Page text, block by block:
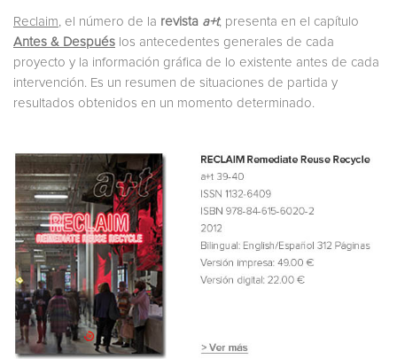
Reclaim , el número de la revista a+t, presenta en el capítulo
Antes & Después los antecedentes generales de cada
proyecto y la información gráfica de lo existente antes de cada
intervención. Es un resumen de situaciones de partida y
resultados obtenidos en un momento determinado.